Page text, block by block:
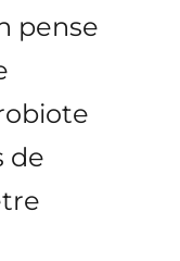
pense
de